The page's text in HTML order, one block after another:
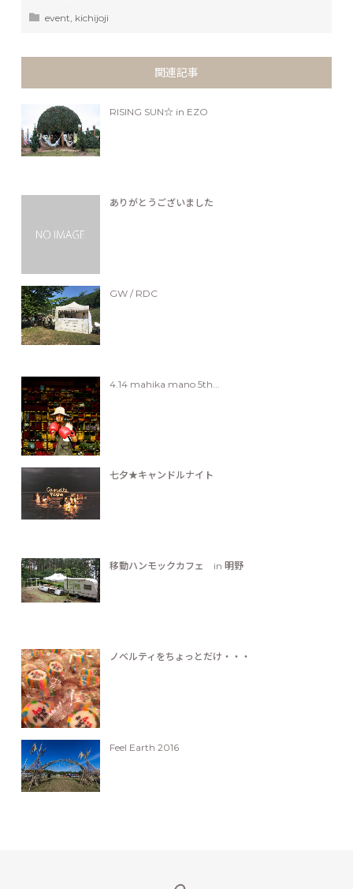
event kichijoji
関連記事
RISING SUN☆ in EZO
ありがとうございました
GW / RDC
4.14 mahika mano 5th...
七夕★キャンドルナイト
移動ハンモックカフェ in 明野
ノベルティをちょっとだけ・・・
Feel Earth 2016